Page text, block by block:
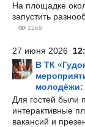
На площадке
запустить
1269
27 июня 2026
В ТК
Для гостей были
интерактивные
вакансий и